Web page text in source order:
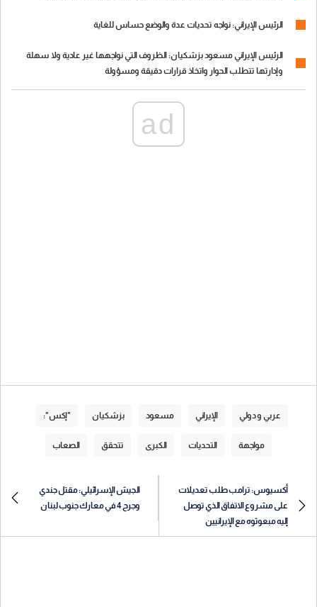
الرئيس الإيراني: نواجه تحديات عدة والوضع حساس للغاية
الرئيس الإيراني مسعود بزشكيان: الظروف التي نواجهها غير عادية ولا سهلة
وإدارتها تتطلب الحوار واتخاذ قرارات دقيقة ومسؤولة
ad
عربي و دولي الإيراني مسعود بزشكيان "إكس":
مواجهة التحديات الكبرى تتحقق الصعاب
أكسيوس: ترامب طلب تعديلات
على مشروع الاتفاق الذي توصل
إليه مبعوثوه مع الإيرانيين
الجيش الإسرائيلي: مقتل جندي
وجرح 4 في معارك جنوب لبنان